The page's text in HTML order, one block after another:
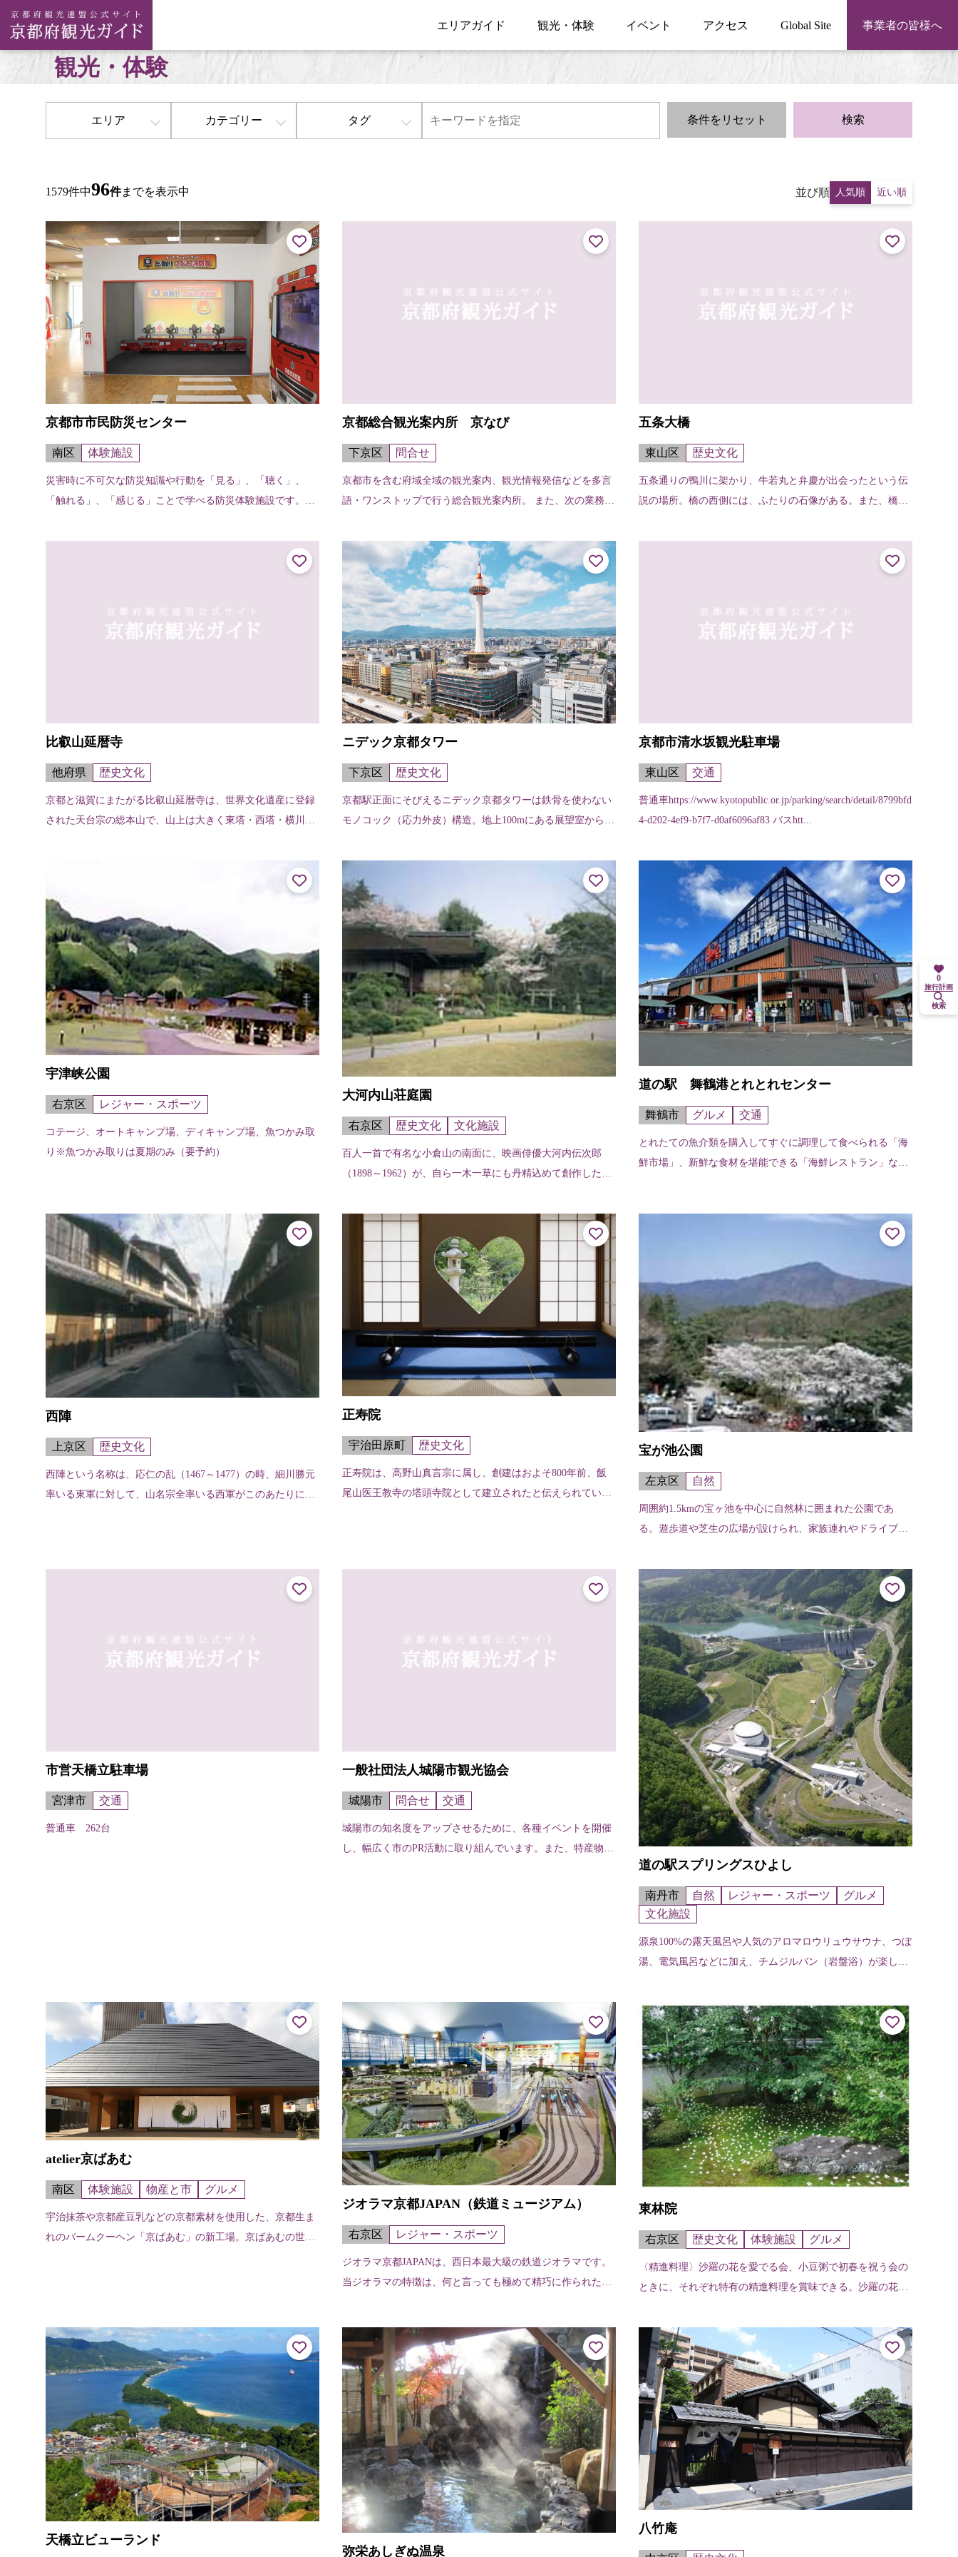
エリアガイド 観光・体験 イベント アクセス Global Site 事業者の皆様へ
観光・体験
エリア カテゴリー タグ 条件をリセット 検索
1579件中96件までを表示中 並び順 人気順 近い順
京都市市民防災センター
南区 体験施設
災害時に不可欠な防災知識や行動を「見る」、「聴く」、
「触れる」、「感じる」ことで学べる防災体験施設です。震
ろの心構えを学ぶ「地震体験室」、大...
京都総合観光案内所 京なび
下京区 問合せ
京都市を含む府域全域の観光案内、観光情報発信などを多言
語・ワンストップで行う総合観光案内所。 また、次の業務も
介・斡旋○車椅子貸出 貸出台数...
五条大橋
東山区 歴史文化
五条通りの鴨川に架かり、牛若丸と弁慶が出会ったという伝
説の場所。橋の西側には、ふたりの石像がある。また、橋の
石碑と扇塚が建っている。
比叡山延暦寺
他府県 歴史文化
京都と滋賀にまたがる比叡山延暦寺は、世界文化遺産に登録
された天台宗の総本山で、山上は大きく東塔・西塔・横川の
ニデック京都タワー
下京区 歴史文化
京都駅正面にそびえるニデック京都タワーは鉄骨を使わない
モノコック（応力外皮）構造。地上100mにある展望室からは
ることもできる。
京都市清水坂観光駐車場
東山区 交通
普通車https://www.kyotopublic.or.jp/parking/search/detail/8799bfd
4-d202-4ef9-b7f7-d0af6096af83 バスhtt...
宇津峡公園
右京区 レジャー・スポーツ
コテージ、オートキャンプ場、ディキャンプ場、魚つかみ取
り※魚つかみ取りは夏期のみ（要予約）
大河内山荘庭園
右京区 歴史文化 文化施設
百人一首で有名な小倉山の南面に、映画俳優大河内伝次郎
（1898～1962）が、自ら一木一草にも丹精込めて創作した庭
な、七色に変化する比叡の峰...
道の駅 舞鶴港とれとれセンター
舞鶴市 グルメ 交通
とれたての魚介類を購入してすぐに調理して食べられる「海
鮮市場」、新鮮な食材を堪能できる「海鮮レストラン」など
西陣
上京区 歴史文化
西陣という名称は、応仁の乱（1467～1477）の時、細川勝元
率いる東軍に対して、山名宗全率いる西軍がこのあたりに陣
正寿院
宇治田原町 歴史文化
正寿院は、高野山真言宗に属し、創建はおよそ800年前、飯
尾山医王教寺の塔頭寺院として建立されたと伝えられていま
宝が池公園
左京区 自然
周囲約1.5kmの宝ヶ池を中心に自然林に囲まれた公園であ
る。遊歩道や芝生の広場が設けられ、家族連れやドライブ途
春には一段と多くの市民でにぎわ...
市営天橋立駐車場
宮津市 交通
普通車 262台
一般社団法人城陽市観光協会
城陽市 問合せ 交通
城陽市の知名度をアップさせるために、各種イベントを開催
し、幅広く市のPR活動に取り組んでいます。また、特産物や
道の駅スプリングスひよし
南丹市 自然 レジャー・スポーツ
グルメ
文化施設
源泉100%の露天風呂や人気のアロマロウリュウサウナ、つぼ
湯、電気風呂などに加え、チムジルバン（岩盤浴）が楽しめ
atelier京ばあむ
南区 体験施設 物産と市 グルメ
宇治抹茶や京都産豆乳などの京都素材を使用した、京都生ま
れのバームクーヘン「京ばあむ」の新工場。京ばあむの世界
ジオラマ京都JAPAN（鉄道ミュージアム）
右京区 レジャー・スポーツ
ジオラマ京都JAPANは、西日本最大級の鉄道ジオラマです。
当ジオラマの特徴は、何と言っても極めて精巧に作られた京
東林院
右京区 歴史文化 体験施設 グルメ
〈精進料理〉沙羅の花を愛でる会、小豆粥で初春を祝う会の
ときに、それぞれ特有の精進料理を賞味できる。沙羅の花を
当日受付を行う...
天橋立ビューランド
弥栄あしぎぬ温泉
八竹庵
0
旅行計画
検索